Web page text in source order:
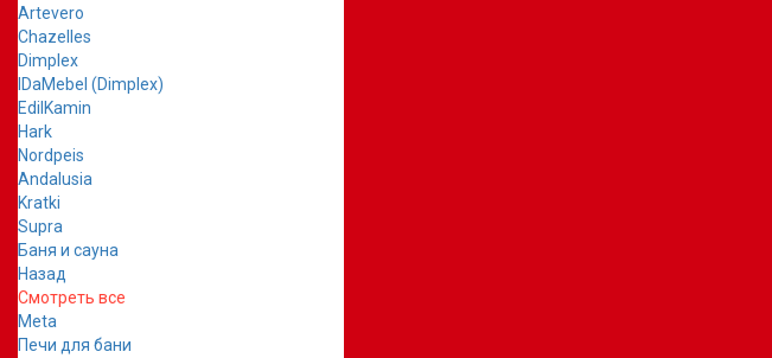
Artevero
Chazelles
Dimplex
IDaMebel (Dimplex)
EdilKamin
Hark
Nordpeis
Andalusia
Kratki
Supra
Баня и сауна
Назад
Смотреть все
Meta
Печи для бани